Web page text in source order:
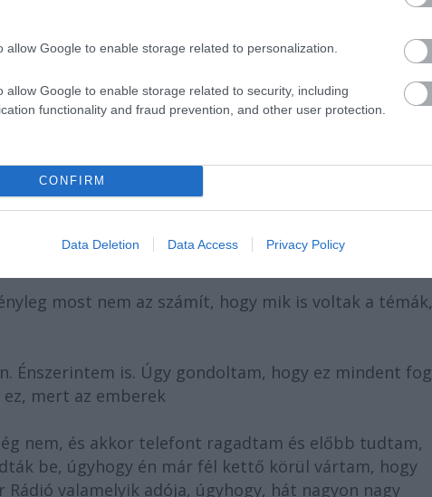
allow Google to enable storage related to personalization.
allow Google to enable storage related to security, including
functionality and fraud prevention, and other user protection.
CONFIRM
Data Deletion Data Access Privacy Policy
nekem a gratuláló SMS-ek. És hát ez
Én nem olvastam, de holnap biztos az első leszek, aki
délután
hát azért tényleg azt gondolom
most nem az számít, hogy mik is voltak a témák,
Énszerintem is. Úgy gondoltam, hogy ez mindent fog
mert az emberek
nem, és akkor telefont ragadtam és előbb tudtam,
be, úgyhogy én már fél kettő körül vártam, hogy
valamelyik adója, úgyhogy, hát nagyon nagy